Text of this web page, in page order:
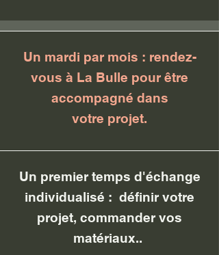
Un mardi par mois : rendez-
vous à La Bulle pour être
accompagné dans
votre projet.
Un premier temps d'échange
individualisé : définir votre
projet, commander vos
matériaux..